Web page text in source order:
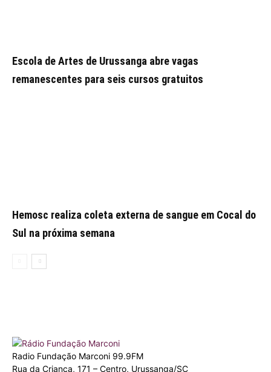
Escola de Artes de Urussanga abre vagas
remanescentes para seis cursos gratuitos
Hemosc realiza coleta externa de sangue em Cocal do
Sul na próxima semana
Radio Fundação Marconi 99.9FM
Rua da Criança, 171 – Centro, Urussanga/SC